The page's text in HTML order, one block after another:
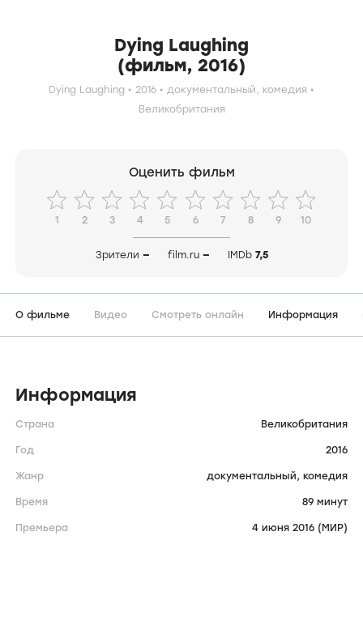
Dying Laughing
(фильм, 2016)
Dying Laughing 2016 документальный, комедия
Великобритания
Оценить фильм
1 2 3 4 5 6 7 8 9 10
Зрители — film.ru — IMDb 7,5
О фильме Видео Смотреть онлайн Информация
Информация
Страна Великобритания
Год 2016
Жанр документальный, комедия
Время 89 минут
Премьера 4 июня 2016 (МИР)